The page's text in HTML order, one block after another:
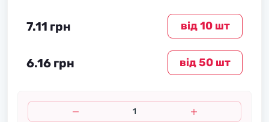
вiд 10 шт
7.11 грн
вiд 50 шт
6.16 грн